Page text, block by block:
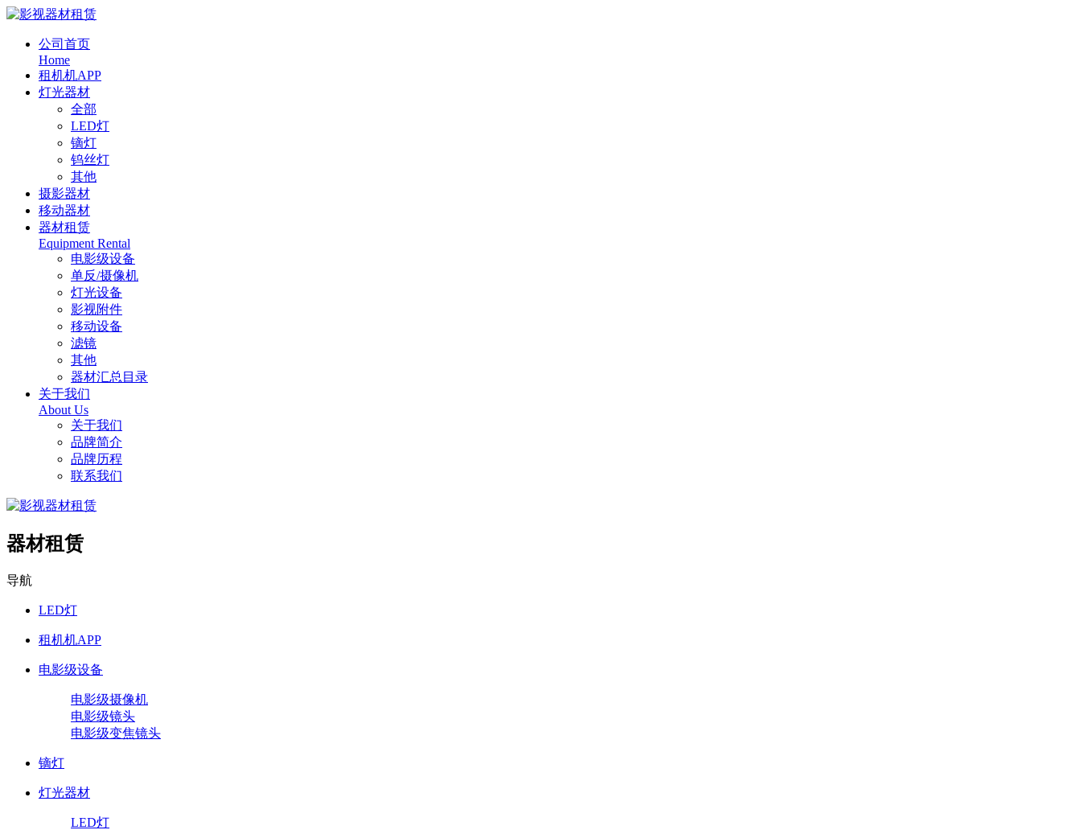
公司首页
Home
租机机APP
灯光器材
全部
LED灯
镝灯
钨丝灯
其他
摄影器材
移动器材
器材租赁
Equipment Rental
电影级设备
单反/摄像机
灯光设备
影视附件
移动设备
滤镜
其他
器材汇总目录
关于我们
About Us
关于我们
品牌简介
品牌历程
联系我们
器材租赁
导航
LED灯
租机机APP
电影级设备
电影级摄像机
电影级镜头
电影级变焦镜头
镝灯
灯光器材
LED灯